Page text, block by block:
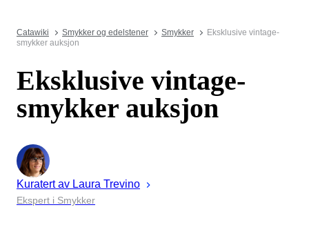
Catawiki Smykker og edelstener Smykker
Eksklusive vintage-
smykker auksjon
Eksklusive vintage-
smykker auksjon
Kuratert av Laura Trevino
Ekspert i Smykker